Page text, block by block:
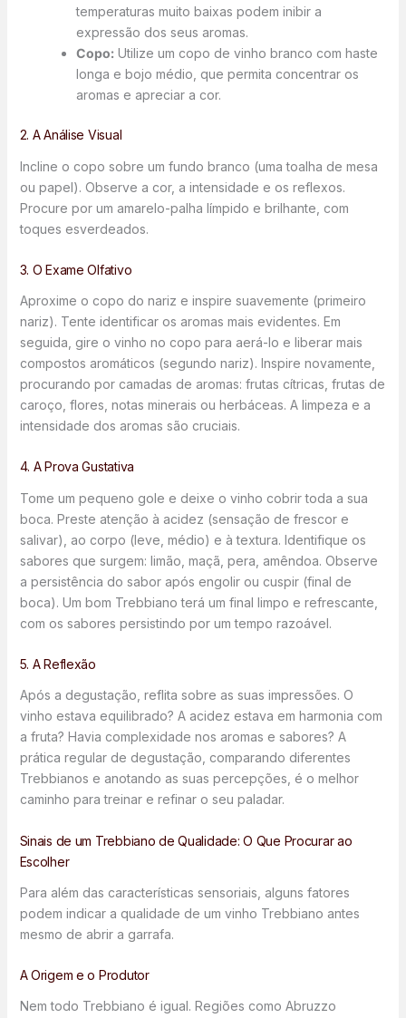
temperaturas muito baixas podem inibir a
expressão dos seus aromas.
Copo:Utilize um copo de vinho branco com haste
longa e bojo médio, que permita concentrar os
aromas e apreciar a cor.
2. A Análise Visual
Incline o copo sobre um fundo branco (uma toalha de mesa
ou papel). Observe a cor, a intensidade e os reflexos.
Procure por um amarelo-palha límpido e brilhante, com
toques esverdeados.
3. O Exame Olfativo
Aproxime o copo do nariz e inspire suavemente (primeiro
nariz). Tente identificar os aromas mais evidentes. Em
seguida, gire o vinho no copo para aerá-lo e liberar mais
compostos aromáticos (segundo nariz). Inspire novamente,
procurando por camadas de aromas: frutas cítricas, frutas de
caroço, flores, notas minerais ou herbáceas. A limpeza e a
intensidade dos aromas são cruciais.
4. A Prova Gustativa
Tome um pequeno gole e deixe o vinho cobrir toda a sua
boca. Preste atenção à acidez (sensação de frescor e
salivar), ao corpo (leve, médio) e à textura. Identifique os
sabores que surgem: limão, maçã, pera, amêndoa. Observe
a persistência do sabor após engolir ou cuspir (final de
boca). Um bom Trebbiano terá um final limpo e refrescante,
com os sabores persistindo por um tempo razoável.
5. A Reflexão
Após a degustação, reflita sobre as suas impressões. O
vinho estava equilibrado? A acidez estava em harmonia com
a fruta? Havia complexidade nos aromas e sabores? A
prática regular de degustação, comparando diferentes
Trebbianos e anotando as suas percepções, é o melhor
caminho para treinar e refinar o seu paladar.
Sinais de um Trebbiano de Qualidade: O Que Procurar ao
Escolher
Para além das características sensoriais, alguns fatores
podem indicar a qualidade de um vinho Trebbiano antes
mesmo de abrir a garrafa.
A Origem e o Produtor
Nem todo Trebbiano é igual. Regiões como Abruzzo